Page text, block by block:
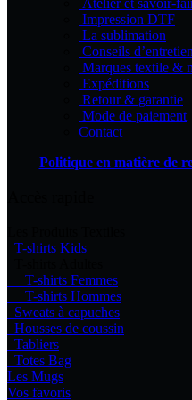
Atelier et savoir-
Impression DTF
La sublimation
Conseils d’entretien
Marques textile &
Expéditions
Retour & garantie
Mode de paiement
Contact
Politique en matière de
T-shirts Kids
T-shirts Femmes
T-shirts Hommes
Sweats à capuches
Housses de coussin
Tabliers
Totes Bag
Les Mugs
Vos favoris